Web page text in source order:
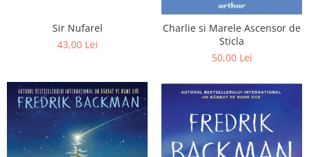
Sir Nufarel
43,00 Lei
Charlie si Marele Ascensor de
Sticla
50,00 Lei